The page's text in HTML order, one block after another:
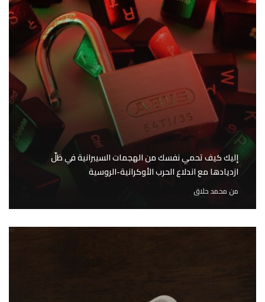
إليك كيف تحمي نفسك من الهجمات السيبرانية في ظلّ
ازديادها مع اندلاع الحرب الأوكرانية-الروسية
من محمد حلاق